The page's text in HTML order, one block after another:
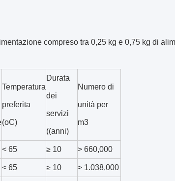
compreso tra 0,25 kg e 0,75 kg di
Temperatura
preferita
(oC)
Durata
dei
servizi
((anni)
Numero di
unità per
m3
< 65 ≥ 10 > 660,000
< 65 ≥ 10 > 1.038,000